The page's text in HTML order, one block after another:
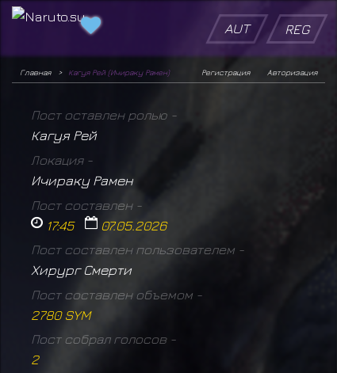
AUT REG
Главная Кагуя Рей (Ичираку Рамен) Авторизация
Регистрация
Пост оставлен ролью -
Кагуя Рей
Локация -
Ичираку Рамен
Пост составлен -
17:45 07.05.2026
Пост составлен пользователем -
Хирург Смерти
Пост составлен объемом -
2780 SYM
Пост собрал голосов -
2